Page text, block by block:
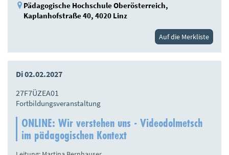
Pädagogische Hochschule Oberösterreich,
Kaplanhofstraße 40, 4020 Linz
Auf die Merkliste
Di 02.02.2027
27F7ÜZEA01
Fortbildungsveranstaltung
ONLINE: Wir verstehen uns - Videodolmetsch
im pädagogischen Kontext